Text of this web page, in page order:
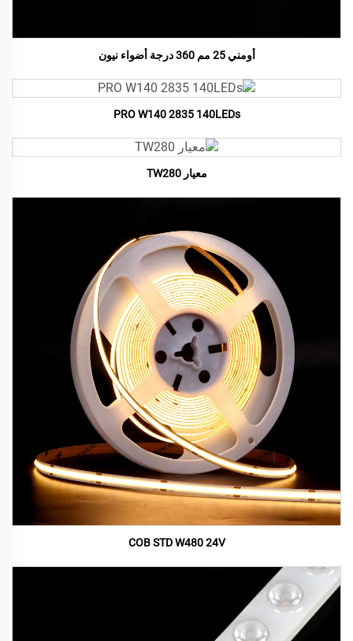
أومني 25 مم 360 درجة أضواء نيون
PRO W140 2835 140LEDs
معيار TW280
COB STD W480 24V